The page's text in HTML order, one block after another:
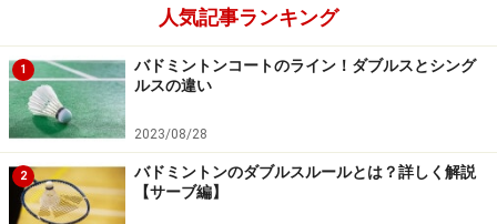
また個人で見ても、2015年4月23日付の世界ランキング
のトップ10内に日本人の名前がいくつかあるのです。
まず男子シングルスであれば、7位に
東)。
男子ダブルスは、5位に早川賢一選手・遠藤大由選手(日
本ユニシス)。
人気記事ランキング
1
バドミントンコートのライン！ダブルスとシング
ルスの違い
2023/08/28
2
バドミントンのダブルスルールとは？詳しく解説
【サーブ編】